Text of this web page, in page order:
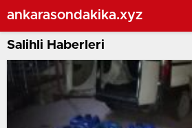
ankarasondakika.xyz
Salihli Haberleri